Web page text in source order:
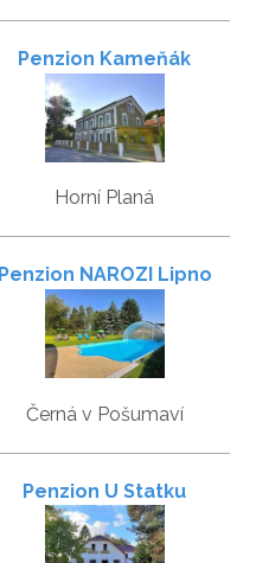
Penzion Kameňák
Horní Planá
Penzion NAROZI Lipno
Černá v Pošumaví
Penzion U Statku